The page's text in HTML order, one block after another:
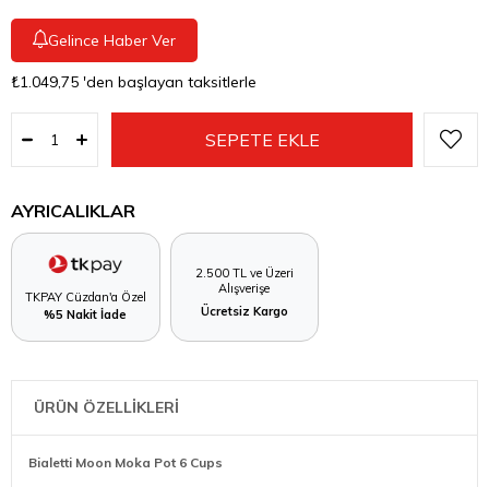
Gelince Haber Ver
₺1.049,75 'den başlayan taksitlerle
AYRICALIKLAR
TKPAY Cüzdan'a Özel
%5 Nakit İade
2.500 TL ve Üzeri
Alışverişe
Ücretsiz Kargo
ÜRÜN ÖZELLİKLERİ
Bialetti Moon Moka Pot 6 Cups